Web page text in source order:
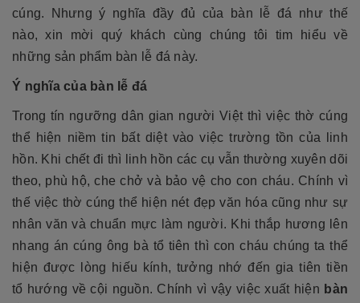
cúng. Nhưng ý nghĩa đầy đủ của bàn lễ đá như thế
nào, xin mời quý khách cùng chúng tôi tim hiểu về
những sản phẩm bàn lễ đá này.
Ý nghĩa của bàn lễ đá
Trong tín ngưỡng dân gian người Việt thì việc thờ cúng
thể hiện niềm tin bất diệt vào việc trường tồn của linh
hồn. Khi chết đi thì linh hồn các cụ vẫn thường xuyên dõi
theo, phù hộ, che chở và bảo vệ cho con cháu. Chính vì
thế việc thờ cúng thể hiện nét đẹp văn hóa cũng như sự
nhân văn và chuẩn mực làm người. Khi thắp hương lên
nhang án cúng ông bà tổ tiên thì con cháu chúng ta thể
hiện được lòng hiếu kính, tưởng nhớ đến gia tiên tiền
tổ hướng về cội nguồn. Chính vì vậy việc xuất hiện bàn